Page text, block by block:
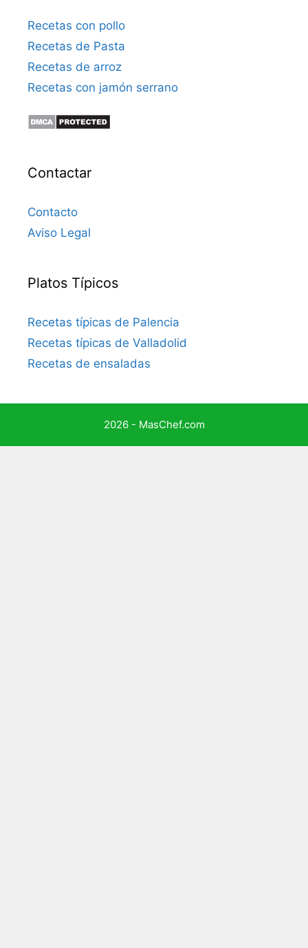
Recetas con pollo
Recetas de Pasta
Recetas de arroz
Recetas con jamón serrano
Contactar
Contacto
Aviso Legal
Platos Típicos
Recetas típicas de Palencia
Recetas típicas de Valladolid
Recetas de ensaladas
2026 - MasChef.com